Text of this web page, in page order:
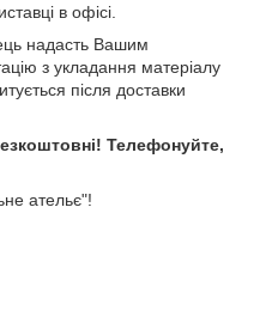
в офісі.
надасть Вашим
з укладання матеріалу
після доставки
Телефонуйте,
ательє"!